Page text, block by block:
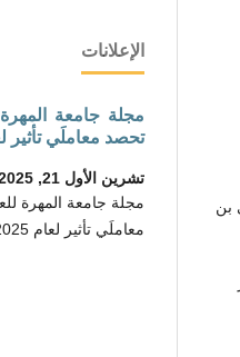
بن
الإعلانات
مجلة جامعة المهرة
تحصد معاملَي تأثير لعام
تشرين الأول 21, 2025
مجلة جامعة المهرة
معاملَي تأثير لعام 2025